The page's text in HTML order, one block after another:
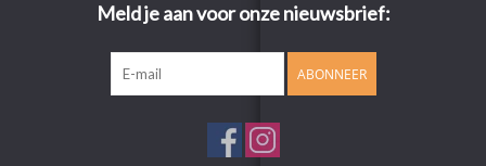
Meld je aan voor onze nieuwsbrief:
ABONNEER